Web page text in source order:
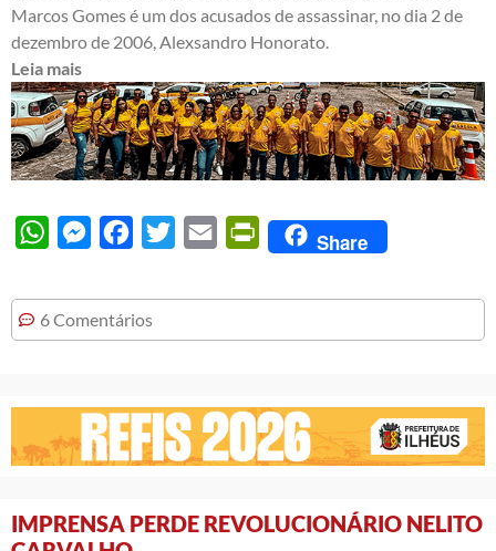
Marcos Gomes é um dos acusados de assassinar, no dia 2 de
dezembro de 2006, Alexsandro Honorato.
Leia mais
WhatsAppMessengerFacebook
Twitter Email PrintFriendly
Share
6 Comentários
IMPRENSA PERDE REVOLUCIONÁRIO NELITO